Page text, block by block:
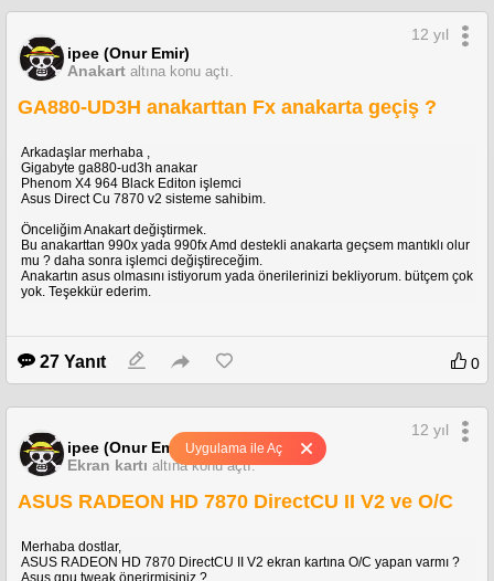
Uygulama ile Aç
ipee (Onur Emir)
Anakart altına konu açtı.
12 yıl
GA880-UD3H anakarttan Fx anakarta geçiş ?
Arkadaşlar merhaba ,
Gigabyte ga880-ud3h anakar
Phenom X4 964 Black Editon işlemci
Asus Direct Cu 7870 v2 sisteme sahibim.
Önceliğim Anakart değiştirmek.
Bu anakarttan 990x yada 990fx Amd destekli anakarta geçsem mantıklı olur
mu ? daha sonra işlemci değiştireceğim.
Anakartın asus olmasını istiyorum yada önerilerinizi bekliyorum. bütçem çok
yok. Teşekkür ederim.
27 Yanıt 0
ipee (Onur Emir)
Ekran kartı altına konu açtı.
12 yıl
ASUS RADEON HD 7870 DirectCU II V2 ve O/C
Merhaba dostlar,
ASUS RADEON HD 7870 DirectCU II V2 ekran kartına O/C yapan varmı ?